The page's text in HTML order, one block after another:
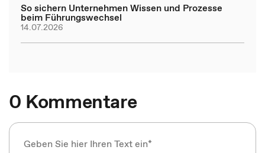
So sichern Unternehmen Wissen und Prozesse
beim Führungswechsel
14.07.2026
0 Kommentare